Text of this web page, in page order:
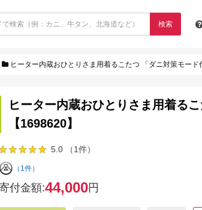
検索
ヒーター内蔵おひとりさま用着るこたつ 「ダニ対策モード
ヒーター内蔵おひとりさま用着る
【1698620】
5.0 （1件）
（1件）
付金額:44,000円